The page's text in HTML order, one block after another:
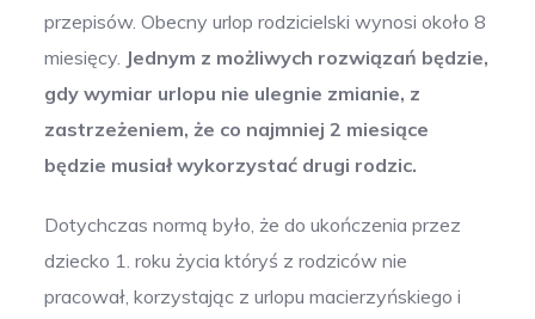
przepisów. Obecny urlop rodzicielski wynosi około 8
miesięcy. Jednym z możliwych rozwiązań będzie,
gdy wymiar urlopu nie ulegnie zmianie, z
zastrzeżeniem, że co najmniej 2 miesiące
będzie musiał wykorzystać drugi rodzic.
Dotychczas normą było, że do ukończenia przez
dziecko 1. roku życia któryś z rodziców nie
pracował, korzystając z urlopu macierzyńskiego i